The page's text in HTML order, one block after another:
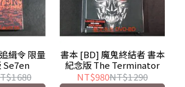
緝令 限量
Se7en
680
書本 [BD] 魔鬼終結者 書本
紀念版 The Terminator
NT$980NT$1 290